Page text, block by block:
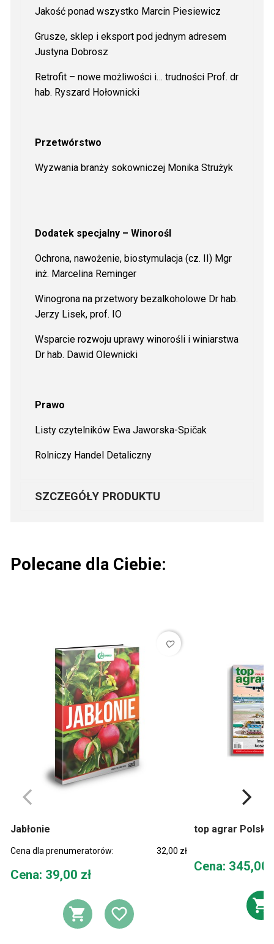
Jakość ponad wszystko Marcin Piesiewicz
Grusze, sklep i eksport pod jednym adresem
Justyna Dobrosz
Retrofit – nowe możliwości i… trudności Prof. dr
hab. Ryszard Hołownicki
Przetwórstwo
Wyzwania branży sokowniczej Monika Strużyk
Dodatek specjalny – Winorośl
Ochrona, nawożenie, biostymulacja (cz. II) Mgr
inż. Marcelina Reminger
Winogrona na przetwory bezalkoholowe Dr hab.
Jerzy Lisek, prof. IO
Wsparcie rozwoju uprawy winorośli i winiarstwa
Dr hab. Dawid Olewnicki
Prawo
Listy czytelników Ewa Jaworska-Spičak
Rolniczy Handel Detaliczny
SZCZEGÓŁY PRODUKTU
Polecane dla Ciebie:
favorite_border
Jabłonie
Cena dla prenumeratorów: 32,00 zł
Cena
Cena: 39,00 zł
DODAJ DO KOSZYKA
DODAJ DO
top agrar Polska
Cena
Cena: 345,00